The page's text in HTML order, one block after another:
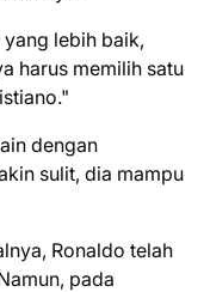
lebih baik,
harus memilih satu
dengan
sulit, dia mampu
Ronaldo telah
pada